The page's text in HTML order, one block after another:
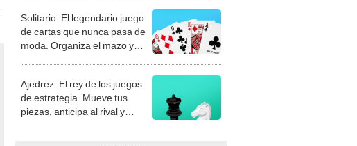
Solitario: El legendario juego
de cartas que nunca pasa de
moda. Organiza el mazo y
Ajedrez: El rey de los juegos
de estrategia. Mueve tus
piezas, anticipa al rival y